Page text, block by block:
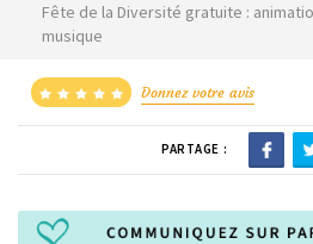
Fête de la Diversité gratuite :
musique
Donnez votre avis
PARTAGE :